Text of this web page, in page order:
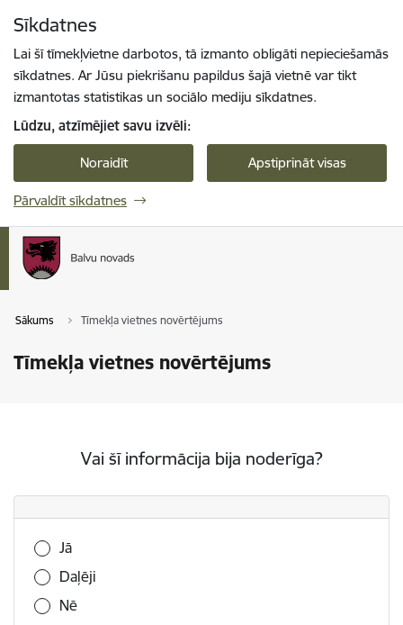
Sīkdatnes
Lai šī tīmekļvietne darbotos, tā izmanto obligāti nepieciešamās
sīkdatnes. Ar Jūsu piekrišanu papildus šajā vietnē var tikt
izmantotas statistikas un sociālo mediju sīkdatnes.
Lūdzu, atzīmējiet savu izvēli:
Noraidīt Apstiprināt visas
Pārvaldīt sīkdatnes
Sākums Tīmekļa vietnes novērtējums
Tīmekļa vietnes novērtējums
Vai šī informācija bija noderīga?
Vai šī informācija bija noderīga?
Jā
Daļēji
Nē